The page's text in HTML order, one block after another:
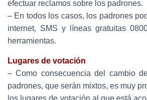
efectuar reclamos sobre los padrones.
– En todos los casos, los padrones
internet, SMS y líneas gratuitas
herramientas.
Lugares de votación
– Como consecuencia del cambio
padrones, que serán mixtos, es muy
los lugares de votación al que está